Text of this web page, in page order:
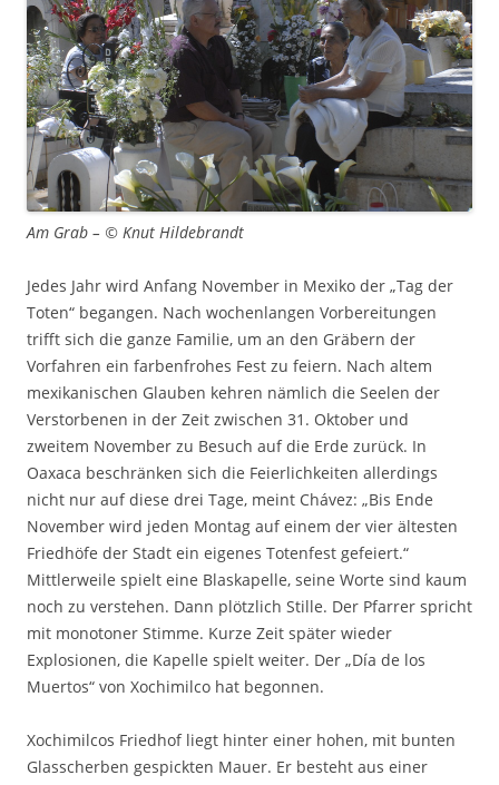
Am Grab – © Knut Hildebrandt
Jedes Jahr wird Anfang November in Mexiko der „Tag der
Toten“ begangen. Nach wochenlangen Vorbereitungen
trifft sich die ganze Familie, um an den Gräbern der
Vorfahren ein farbenfrohes Fest zu feiern. Nach altem
mexikanischen Glauben kehren nämlich die Seelen der
Verstorbenen in der Zeit zwischen 31. Oktober und
zweitem November zu Besuch auf die Erde zurück. In
Oaxaca beschränken sich die Feierlichkeiten allerdings
nicht nur auf diese drei Tage, meint Chávez: „Bis Ende
November wird jeden Montag auf einem der vier ältesten
Friedhöfe der Stadt ein eigenes Totenfest gefeiert.“
Mittlerweile spielt eine Blaskapelle, seine Worte sind kaum
noch zu verstehen. Dann plötzlich Stille. Der Pfarrer spricht
mit monotoner Stimme. Kurze Zeit später wieder
Explosionen, die Kapelle spielt weiter. Der „Día de los
Muertos“ von Xochimilco hat begonnen.
Xochimilcos Friedhof liegt hinter einer hohen, mit bunten
Glasscherben gespickten Mauer. Er besteht aus einer